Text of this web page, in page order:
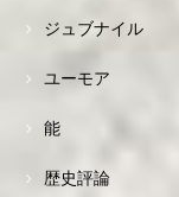
ジュブナイル
ユーモア
能
歴史評論